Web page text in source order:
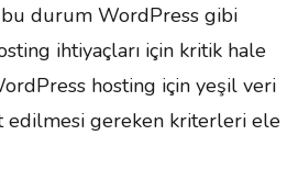
bu durum WordPress gibi
ihtiyaçları için kritik hale
hosting için yeşil veri
edilmesi gereken kriterleri ele